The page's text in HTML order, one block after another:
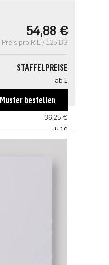
54,88 €
Preis pro RIE / 125 BG
STAFFELPREISE
ab 1
ab 5
36,25 €
ab 10
Muster bestellen